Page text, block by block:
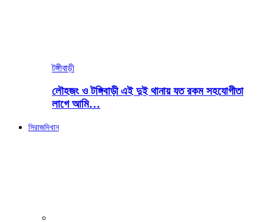
টঙ্গীবাড়ী
লৌহজং ও টঙ্গিবাড়ী এই দুই থানায় যত রকম সহযোগীতা
লাগে আমি…
সিরাজদিখান